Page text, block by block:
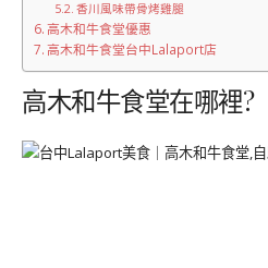
香川風味帶骨烤雞腿
高木和牛食堂優惠
高木和牛食堂台中Lalaport店
高木和牛食堂在哪裡?